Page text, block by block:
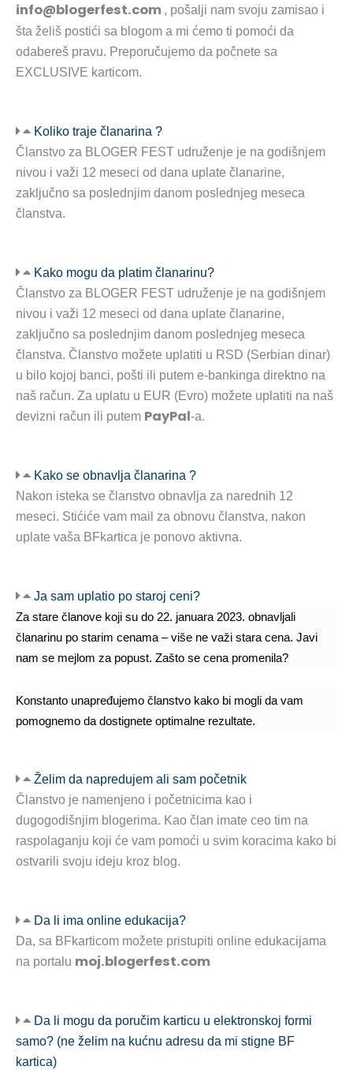
info@blogerfest.com , pošalji nam svoju zamisao i
šta želiš postići sa blogom a mi ćemo ti pomoći da
odabereš pravu. Preporučujemo da počnete sa
EXCLUSIVE karticom.
Koliko traje članarina ?
Članstvo za BLOGER FEST udruženje je na godišnjem
nivou i važi 12 meseci od dana uplate članarine,
zaključno sa poslednjim danom poslednjeg meseca
članstva.
Kako mogu da platim članarinu?
Članstvo za BLOGER FEST udruženje je na godišnjem
nivou i važi 12 meseci od dana uplate članarine,
zaključno sa poslednjim danom poslednjeg meseca
članstva. Članstvo možete uplatiti u RSD (Serbian dinar)
u bilo kojoj banci, pošti ili putem e-bankinga direktno na
naš račun. Za uplatu u EUR (Evro) možete uplatiti na naš
devizni račun ili putem PayPal-a.
Kako se obnavlja članarina ?
Nakon isteka se članstvo obnavlja za narednih 12
meseci. Stićiće vam mail za obnovu članstva, nakon
uplate vaša BFkartica je ponovo aktivna.
Ja sam uplatio po staroj ceni?
Za stare članove koji su do 22. januara 2023. obnavljali
članarinu po starim cenama – više ne važi stara cena. Javi
nam se mejlom za popust. Zašto se cena promenila?
Konstanto unapređujemo članstvo kako bi mogli da vam
pomognemo da dostignete optimalne rezultate.
Želim da napredujem ali sam početnik
Članstvo je namenjeno i početnicima kao i
dugogodišnjim blogerima. Kao član imate ceo tim na
raspolaganju koji će vam pomoći u svim koracima kako bi
ostvarili svoju ideju kroz blog.
Da li ima online edukacija?
Da, sa BFkarticom možete pristupiti online edukacijama
na portalu moj.blogerfest.com
Da li mogu da poručim karticu u elektronskoj formi
samo? (ne želim na kućnu adresu da mi stigne BF
kartica)